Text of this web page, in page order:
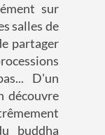
sur
salles de
partager
D'un
découvre
buddha